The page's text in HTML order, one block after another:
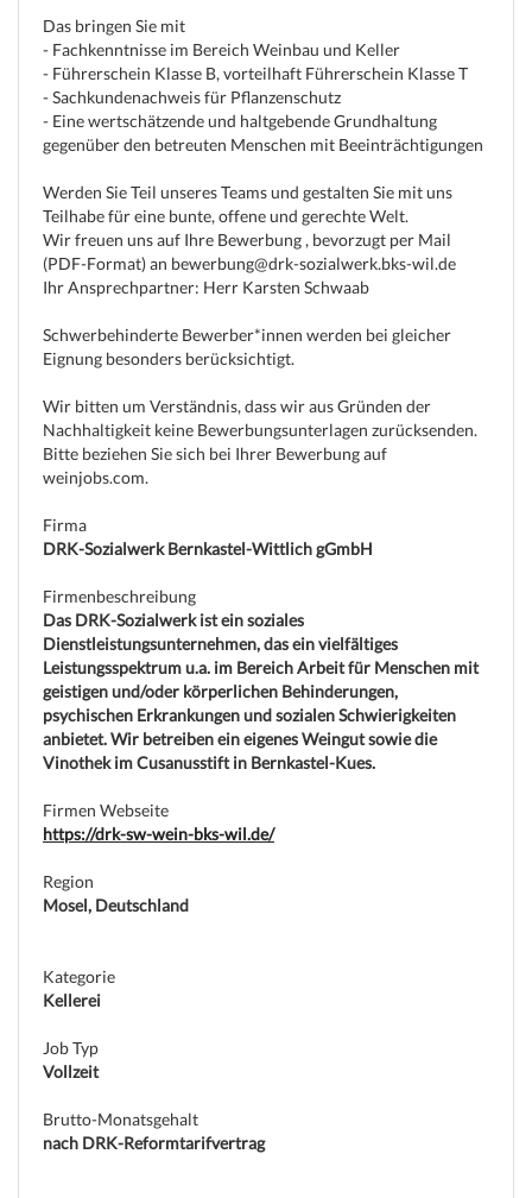
Das bringen Sie mit
- Fachkenntnisse im Bereich Weinbau und Keller
- Führerschein Klasse B, vorteilhaft Führerschein Klasse T
- Sachkundenachweis für Pflanzenschutz
- Eine wertschätzende und haltgebende Grundhaltung
gegenüber den betreuten Menschen mit Beeinträchtigungen
Werden Sie Teil unseres Teams und gestalten Sie mit uns
Teilhabe für eine bunte, offene und gerechte Welt.
Wir freuen uns auf Ihre Bewerbung , bevorzugt per Mail
(PDF-Format) an bewerbung@drk-sozialwerk.bks-wil.de
Ihr Ansprechpartner: Herr Karsten Schwaab
Schwerbehinderte Bewerber*innen werden bei gleicher
Eignung besonders berücksichtigt.
Wir bitten um Verständnis, dass wir aus Gründen der
Nachhaltigkeit keine Bewerbungsunterlagen zurücksenden.
Bitte beziehen Sie sich bei Ihrer Bewerbung auf
weinjobs.com.
Firma
DRK-Sozialwerk Bernkastel-Wittlich gGmbH
Firmenbeschreibung
Das DRK-Sozialwerk ist ein soziales
Dienstleistungsunternehmen, das ein vielfältiges
Leistungsspektrum u.a. im Bereich Arbeit für Menschen mit
geistigen und/oder körperlichen Behinderungen,
psychischen Erkrankungen und sozialen Schwierigkeiten
anbietet. Wir betreiben ein eigenes Weingut sowie die
Vinothek im Cusanusstift in Bernkastel-Kues.
Firmen Webseite
https://drk-sw-wein-bks-wil.de/
Region
Mosel, Deutschland
Kategorie
Kellerei
Job Typ
Vollzeit
Brutto-Monatsgehalt
nach DRK-Reformtarifvertrag